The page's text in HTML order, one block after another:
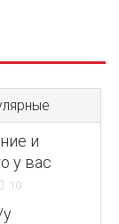
и
у вас
10